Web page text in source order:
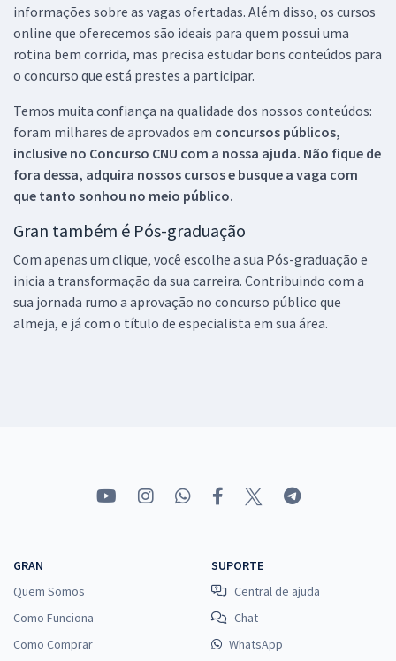
informações sobre as vagas ofertadas. Além disso, os cursos
online que oferecemos são ideais para quem possui uma
rotina bem corrida, mas precisa estudar bons conteúdos para
o concurso que está prestes a participar.
Temos muita confiança na qualidade dos nossos conteúdos:
foram milhares de aprovados em concursos públicos,
inclusive no Concurso CNU com a nossa ajuda. Não fique de
fora dessa, adquira nossos cursos e busque a vaga com
que tanto sonhou no meio público.
Gran também é Pós-graduação
Com apenas um clique, você escolhe a sua Pós-graduação e
inicia a transformação da sua carreira. Contribuindo com a
sua jornada rumo a aprovação no concurso público que
almeja, e já com o título de especialista em sua área.
GRAN
Quem Somos
Como Funciona
Como Comprar
SUPORTE
Central de ajuda
Chat
WhatsApp